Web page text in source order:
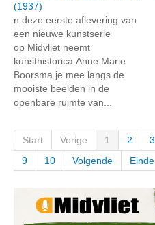
(1937)
n deze eerste aflevering van
een nieuwe kunstserie
op Midvliet neemt
kunsthistorica Anne Marie
Boorsma je mee langs de
mooiste beelden in de
openbare ruimte van...
Start Vorige 1 2 3
9
10 Volgende Einde